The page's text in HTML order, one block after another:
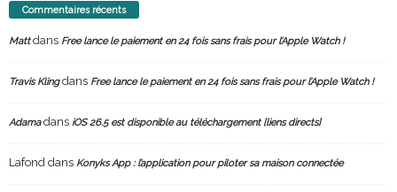
Commentaires récents
Mattdans Free lance le paiement en 24 fois sans frais pour l’Apple Watch !
Travis Klingdans Free lance le paiement en 24 fois sans frais pour l’Apple Watch !
Adamadans iOS 26.5 est disponible au téléchargement [liens directs]
Lafond dans Konyks App : l’application pour piloter sa maison connectée